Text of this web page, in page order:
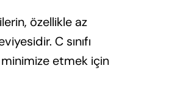
özellikle az
C sınıfı
minimize etmek için